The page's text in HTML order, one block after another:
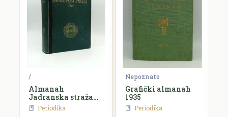
/
Almanah
Jadranska straža
za 1927. godinu
Periodika
Nepoznato
Grafički almanah
1935
Periodika